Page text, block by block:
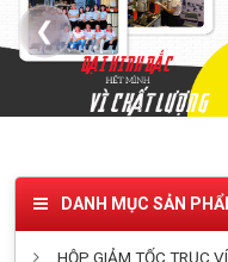
❮
DANH MỤC SẢN